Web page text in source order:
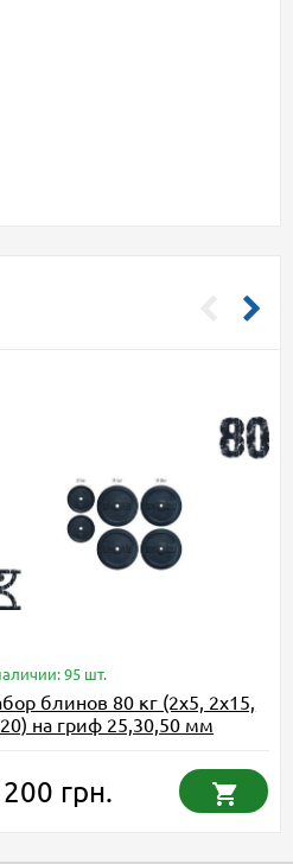
95 шт.
блинов 80 кг (2x5, 2x15,
на гриф 25,30,50 мм
грн.